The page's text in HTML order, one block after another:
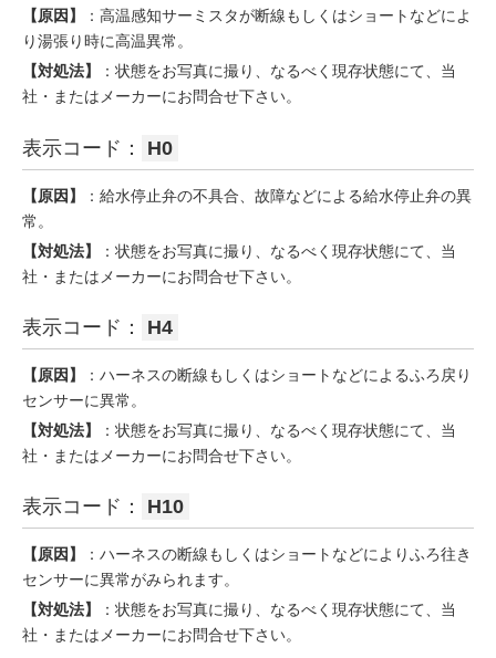
【原因】
：高温感知サーミスタが断線もしくはショートなどによ
り湯張り時に高温異常。
【対処法】
：状態をお写真に撮り、なるべく現存状態にて、当
社・またはメーカーにお問合せ下さい。
表示コード： H0
【原因】
：給水停止弁の不具合、故障などによる給水停止弁の異
常。
【対処法】
：状態をお写真に撮り、なるべく現存状態にて、当
社・またはメーカーにお問合せ下さい。
表示コード： H4
【原因】
：ハーネスの断線もしくはショートなどによるふろ戻り
センサーに異常。
【対処法】
：状態をお写真に撮り、なるべく現存状態にて、当
社・またはメーカーにお問合せ下さい。
表示コード： H10
【原因】
：ハーネスの断線もしくはショートなどによりふろ往き
センサーに異常がみられます。
【対処法】
：状態をお写真に撮り、なるべく現存状態にて、当
社・またはメーカーにお問合せ下さい。